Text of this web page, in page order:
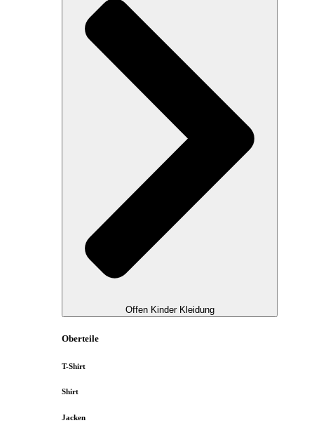
Offen Kinder Kleidung
Oberteile
T-Shirt
Shirt
Jacken